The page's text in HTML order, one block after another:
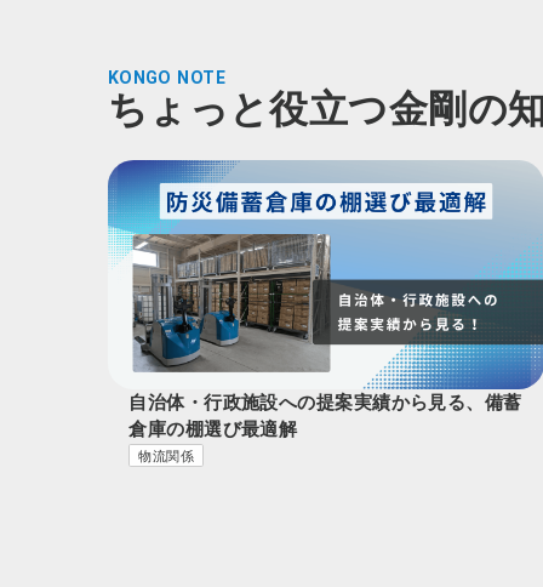
KONGO NOTE
ちょっと役立つ金剛の
自治体・行政施設への提案実績から見る、備蓄
倉庫の棚選び最適解
物流関係